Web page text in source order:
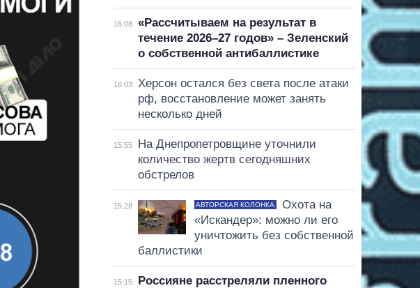
16:08
«Рассчитываем на результат в
течение 2026–27 годов» – Зеленский
о собственной антибаллистике
16:03
Херсон остался без света после атаки
рф, восстановление может занять
несколько дней
15:55
На Днепропетровщине уточнили
количество жертв сегодняшних
обстрелов
15:28 АВТОРСКАЯ КОЛОНКА
Охота на
«Искандер»: можно ли его
уничтожить без собственной
баллистики
15:15
Россияне расстреляли пленного